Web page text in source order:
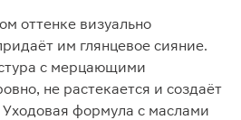
оттенке визуально
им глянцевое сияние.
с мерцающими
не растекается и создаёт
формула с маслами